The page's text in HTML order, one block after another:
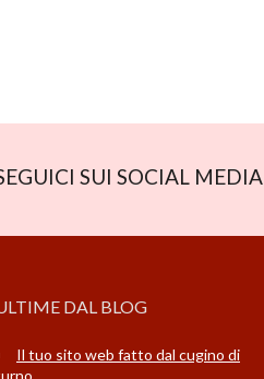
SUI SOCIAL MEDIA
DAL BLOG
Il tuo sito web fatto dal cugino di